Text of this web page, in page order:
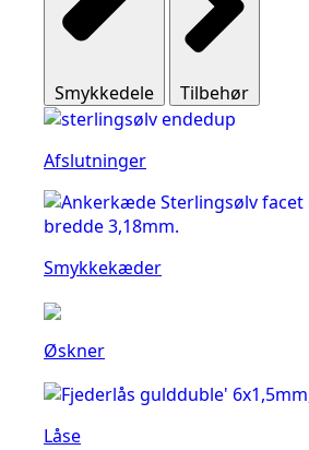
Smykkedele Tilbehør
Afslutninger
Smykkekæder
Øskner
Låse